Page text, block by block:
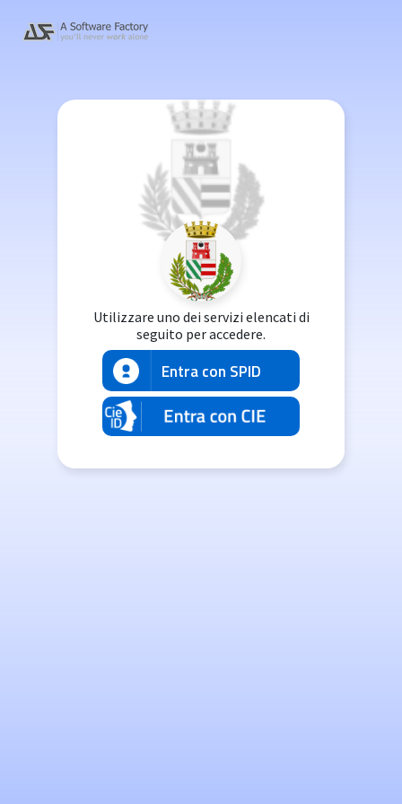
Utilizzare uno dei servizi elencati di
seguito per accedere.
Entra con SPID